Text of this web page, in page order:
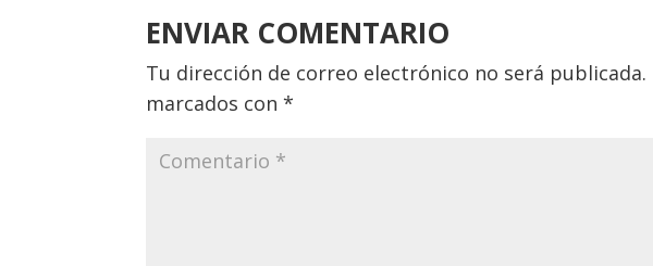
ENVIAR COMENTARIO
Tu dirección de correo electrónico no será publicada.
marcados con*